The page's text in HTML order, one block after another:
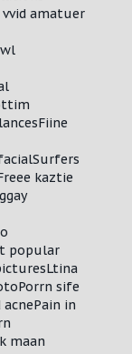
amatuer
kaztie
popular
sife
in
maan